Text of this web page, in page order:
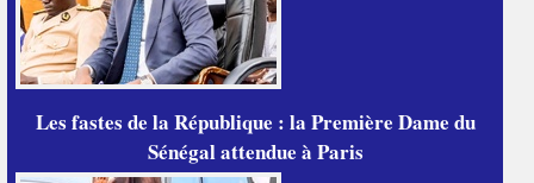
Les fastes de la République : la Première Dame du
Sénégal attendue à Paris